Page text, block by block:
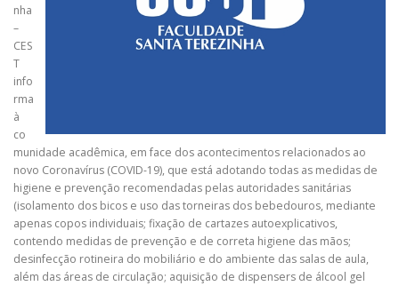
nha
–
CES
T
info
rma
à
co
munidade acadêmica, em face dos acontecimentos relacionados ao
novo Coronavírus (COVID-19), que está adotando todas as medidas de
higiene e prevenção recomendadas pelas autoridades sanitárias
(isolamento dos bicos e uso das torneiras dos bebedouros, mediante
apenas copos individuais; fixação de cartazes autoexplicativos,
contendo medidas de prevenção e de correta higiene das mãos;
desinfecção rotineira do mobiliário e do ambiente das salas de aula,
além das áreas de circulação; aquisição de dispensers de álcool gel